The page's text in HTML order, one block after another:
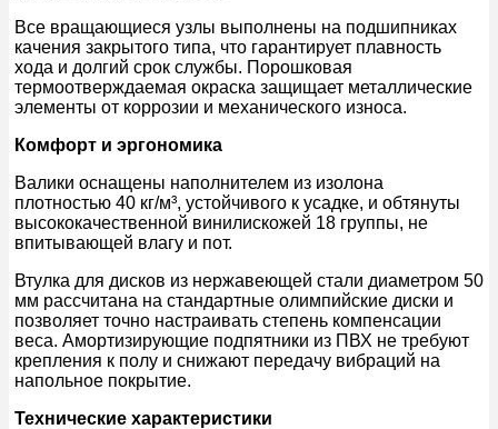
Все вращающиеся узлы выполнены на подшипниках
качения закрытого типа, что гарантирует плавность
хода и долгий срок службы. Порошковая
термоотверждаемая окраска защищает металлические
элементы от коррозии и механического износа.
Комфорт и эргономика
Валики оснащены наполнителем из изолона
плотностью 40 кг/м³, устойчивого к усадке, и обтянуты
высококачественной винилискожей 18 группы, не
впитывающей влагу и пот.
Втулка для дисков из нержавеющей стали диаметром 50
мм рассчитана на стандартные олимпийские диски и
позволяет точно настраивать степень компенсации
веса. Амортизирующие подпятники из ПВХ не требуют
крепления к полу и снижают передачу вибраций на
напольное покрытие.
Технические характеристики